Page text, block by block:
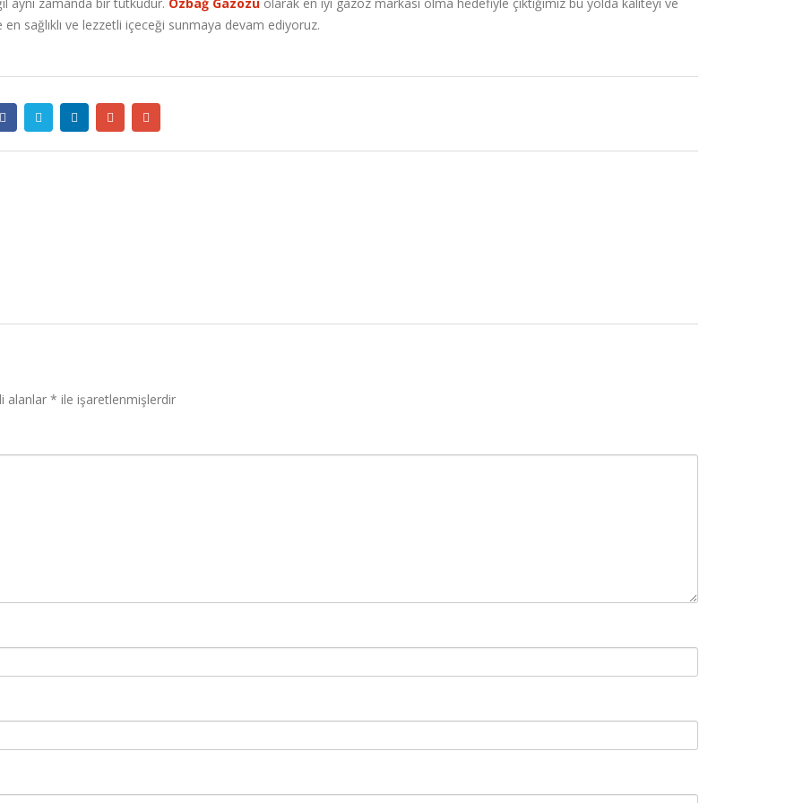
sağlıklı ve lezzetli içeceği sunmaya devam ediyoruz.
alanlar * ile işaretlenmişlerdir